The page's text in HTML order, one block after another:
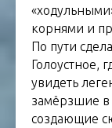
корнями и
По пути
Голоустное,
увидеть
замёрзшие в
создающие